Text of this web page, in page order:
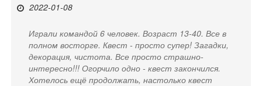
2022-01-08
Играли командой 6 человек. Возраст 13-40. Все в
полном восторге. Квест - просто супер! Загадки,
декорация, чистота. Все просто страшно-
интересно!!! Огорчило одно - квест закончился.
Хотелось ещё продолжать, настолько квест